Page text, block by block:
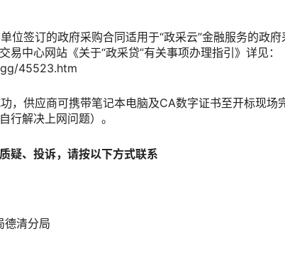
签订的政府采购合同适用于“政采云”金融服务的政府
易中心网站《关于“政采贷”有关事项办理指引》详见：
45523.htm
，供应商可携带笔记本电脑及CA数字证书至开标现场
行解决上网问题）。
疑、投诉，请按以下方式联系
清分局